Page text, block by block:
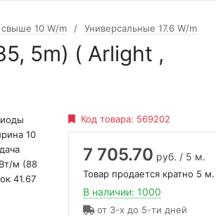
10 W/m Универсальные 17.6 W/m
5m) ( Arlight ,
10
м (88
41.67
Код товара: 569202
7 705.70 руб. / 5 м.
Товар продается кратно 5 м.
В наличии: 1000
от 3-х до 5-ти дней